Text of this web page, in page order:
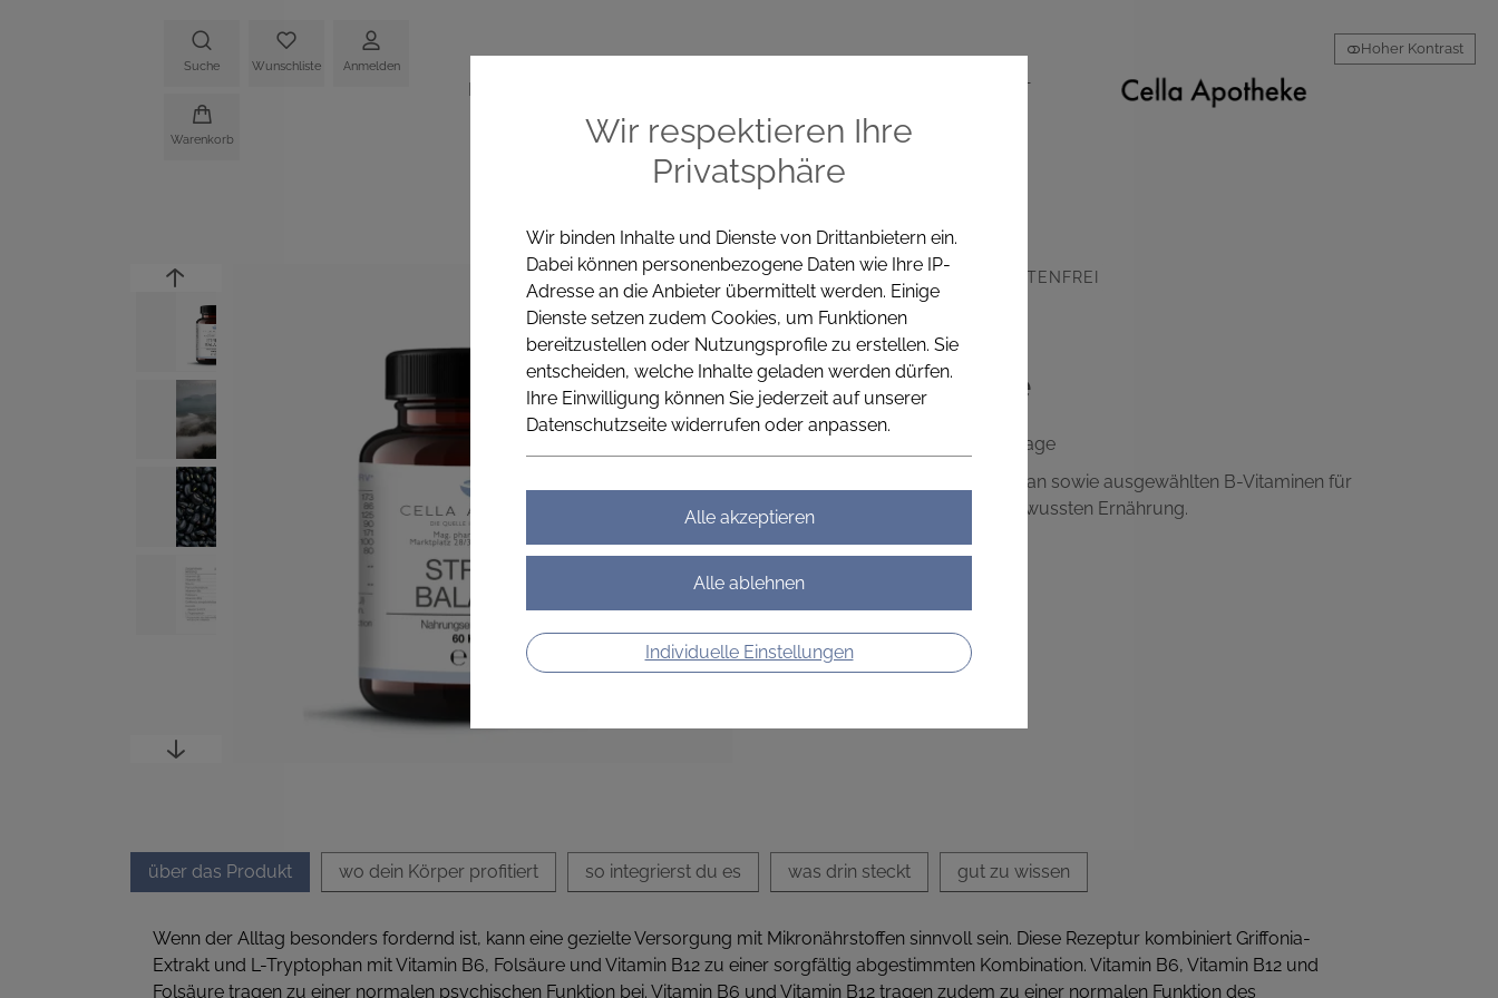
Hoher Kontrast
Suche Wunschliste Anmelden
Warenkorb
HOME KONTAKT
GLUTENFREI
Cella Apotheke
Stress Balance
Nährstoffe für anspruchsvolle Tage
Mit Griffonia-Extrakt, L-Tryptophan sowie ausgewählten B-Vitaminen für
die tägliche Ergänzung einer bewussten Ernährung.
€ 29,90
Preis inkl. MwSt.
zzgl. Versandkosten
über das Produkt wo dein Körper profitiert so integrierst du es was drin steckt gut zu wissen
Wenn der Alltag besonders fordernd ist, kann eine gezielte Versorgung mit Mikronährstoffen sinnvoll sein. Diese Rezeptur kombiniert Griffonia-
Extrakt und L-Tryptophan mit Vitamin B6, Folsäure und Vitamin B12 zu einer sorgfältig abgestimmten Kombination. Vitamin B6, Vitamin B12 und
Folsäure tragen zu einer normalen psychischen Funktion bei. Vitamin B6 und Vitamin B12 tragen zudem zu einer normalen Funktion des
Wir respektieren Ihre
Privatsphäre
Wir binden Inhalte und Dienste von Drittanbietern ein.
Dabei können personenbezogene Daten wie Ihre IP-
Adresse an die Anbieter übermittelt werden. Einige
Dienste setzen zudem Cookies, um Funktionen
bereitzustellen oder Nutzungsprofile zu erstellen. Sie
entscheiden, welche Inhalte geladen werden dürfen.
Ihre Einwilligung können Sie jederzeit auf unserer
Datenschutzseite widerrufen oder anpassen.
Individuelle Einstellungen